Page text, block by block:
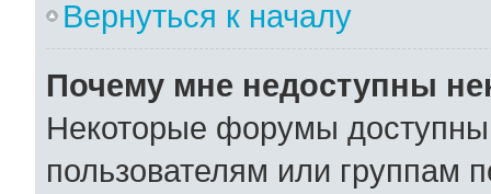
Вернуться к началу
Почему мне недоступны
Некоторые форумы
пользователям или группам